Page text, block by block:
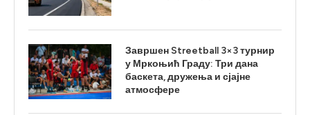
Завршен Streetball 3×3 турнир
у Мркоњић Граду: Три дана
баскета, дружења и сјајне
атмосфере